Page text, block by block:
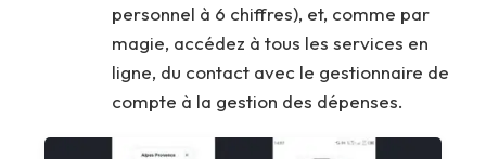
personnel à 6 chiffres), et, comme par
magie, accédez à tous les services en
ligne, du contact avec le gestionnaire de
compte à la gestion des dépenses.